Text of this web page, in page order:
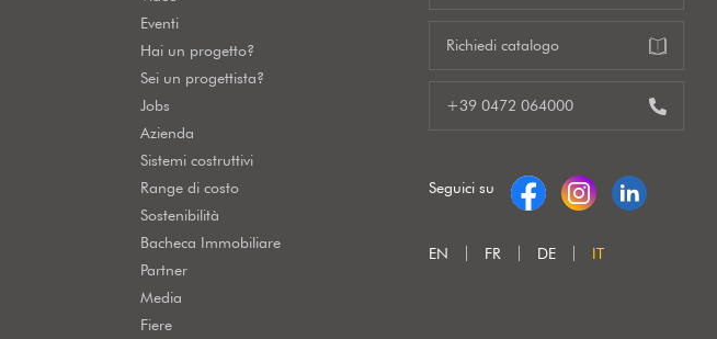
Eventi
Hai un progetto?
Sei un progettista?
Jobs
Azienda
Sistemi costruttivi
Range di costo
Sostenibilità
Bacheca Immobiliare
Partner
Media
Fiere
Richiedi catalogo
+39 0472 064000
Seguici su
EN FR DE IT